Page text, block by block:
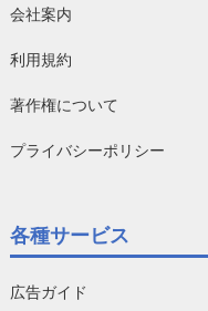
会社案内
利用規約
著作権について
プライバシーポリシー
各種サービス
広告ガイド